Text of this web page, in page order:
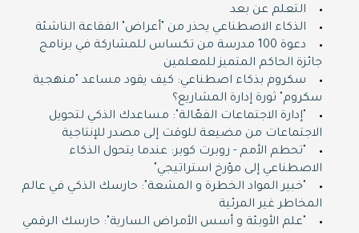
التعلم عن بعد
الذكاء الاصطناعي يحذر من "أعراض" الفقاعة الناشئة
دعوة 100 مدرسة من تكساس للمشاركة في برنامج
جائزة الحاكم المتميز للمعلمين
سكروم بذكاء اصطناعي: كيف يقود مساعد "منهجية
سكروم" ثورة إدارة المشاريع؟
"إدارة الاجتماعات الفعّالة": مساعدك الذكي لتحويل
الاجتماعات من مضيعة للوقت إلى مصدر للإنتاجية
"تحطم الأمم - روبرت كوبر: عندما يتحول الذكاء
الاصطناعي إلى مؤرخ استراتيجي"
"خبير المواد الخطرة و المشعة": حارسك الذكي في عالم
المخاطر غير المرئية
"علم الأوبئة و أسس الأمراض السارية": حارسك الرقمي